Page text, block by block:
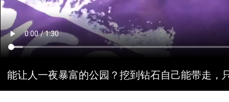
能让人一夜暴富的公园？挖到钻石自己能带走，